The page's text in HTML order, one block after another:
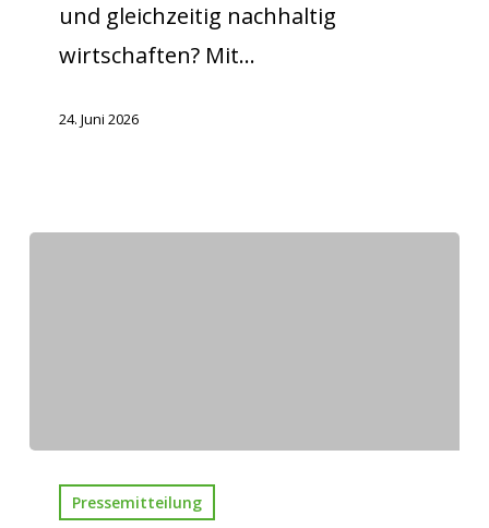
und gleichzeitig nachhaltig
wirtschaften? Mit…
24. Juni 2026
Pressemitteilung